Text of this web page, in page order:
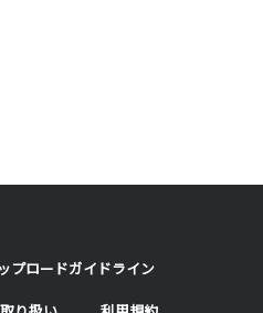
プロードガイドライン